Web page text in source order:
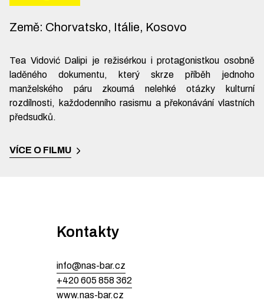
Země: Chorvatsko, Itálie, Kosovo
Tea Vidović Dalipi je režisérkou i protagonistkou osobně
laděného dokumentu, který skrze příběh jednoho
manželského páru zkoumá nelehké otázky kulturní
rozdílnosti, každodenního rasismu a překonávání vlastních
předsudků.
VÍCE O FILMU
Kontakty
info@nas-bar.cz
+420 605 858 362
www.nas-bar.cz